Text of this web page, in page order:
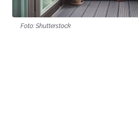
Foto: Shutterstock